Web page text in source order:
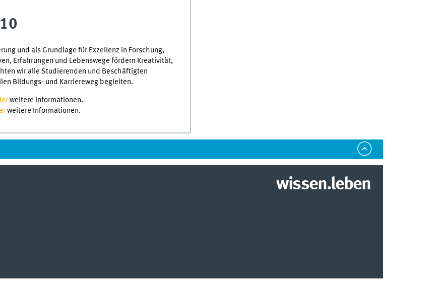
und als Grundlage für Exzellenz in Forschung,
Erfahrungen und Lebenswege fördern Kreativität,
wir alle Studierenden und Beschäftigten
Bildungs- und Karriereweg begleiten.
weitere Informationen.
weitere Informationen.
wissen.leben